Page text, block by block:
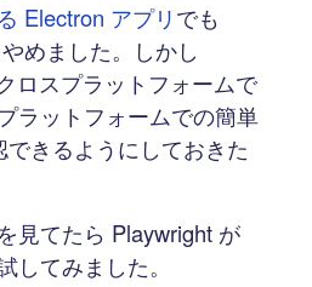
Electron アプリでも
めました。しかし
ロスプラットフォームで
ラットフォームでの簡単
きるようにしておきた
見てたら Playwright が
してみました。